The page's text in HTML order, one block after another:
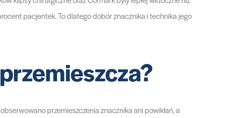
pacjentek. To dlatego dobór znacznika i technika jego
przemieszczenia znacznika ani powikłań, a